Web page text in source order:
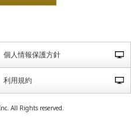
個人情報保護方針
利用規約
All Rights reserved.